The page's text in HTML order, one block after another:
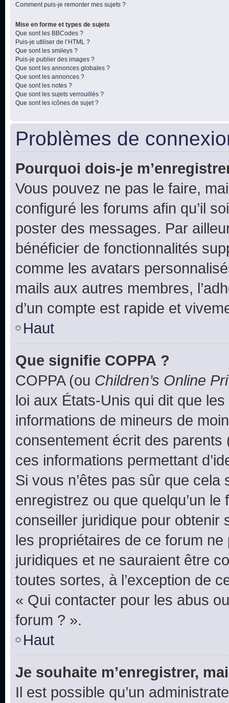
Comment puis-je remonter mes sujets ?
Mise en forme et types de sujets
Que sont les BBCodes ?
Puis-je utiliser de l’HTML ?
Que sont les smileys ?
Puis-je publier des images ?
Que sont les annonces globales ?
Que sont les annonces ?
Que sont les notes ?
Que sont les sujets verrouillés ?
Que sont les icônes de sujet ?
Problèmes de
Pourquoi dois-je
Vous pouvez ne pas le faire,
configuré les forums afin qu’il
poster des messages. Par
bénéficier de fonctionnalités
comme les avatars
mails aux autres membres,
d’un compte est rapide et
Haut
Que signifie COPPA ?
COPPA (ou Children’s Online
loi aux États-Unis qui dit que
informations de mineurs de
consentement écrit des parents
ces informations permettant
Si vous n’êtes pas sûr que
enregistrez ou que quelqu’un
conseiller juridique pour obtenir
les propriétaires de ce forum
juridiques et ne sauraient être
toutes sortes, à l’exception de
« Qui contacter pour les abus
forum ? ».
Haut
Je souhaite m’enregistrer,
Il est possible qu’un